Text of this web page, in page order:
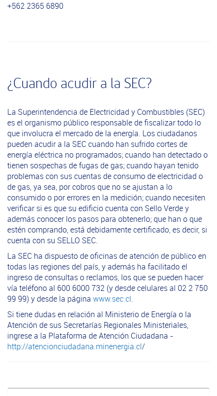
+562 2365 6890
¿Cuando acudir a la SEC?
La Superintendencia de Electricidad y Combustibles (SEC)
es el organismo público responsable de fiscalizar todo lo
que involucra el mercado de la energía. Los ciudadanos
pueden acudir a la SEC cuando han sufrido cortes de
energía eléctrica no programados; cuando han detectado o
tienen sospechas de fugas de gas; cuando hayan tenido
problemas con sus cuentas de consumo de electricidad o
de gas, ya sea, por cobros que no se ajustan a lo
consumido o por errores en la medición; cuando necesiten
verificar si es que su edificio cuenta con Sello Verde y
además conocer los pasos para obtenerlo; que han o que
estén comprando, está debidamente certificado, es decir, si
cuenta con su SELLO SEC.
La SEC ha dispuesto de oficinas de atención de público en
todas las regiones del país, y además ha facilitado el
ingreso de consultas o reclamos, los que se pueden hacer
vía teléfono al 600 6000 732 (y desde celulares al 02 2 750
99 99) y desde la página www.sec.cl.
Si tiene dudas en relación al Ministerio de Energía o la
Atención de sus Secretarías Regionales Ministeriales,
ingrese a la Plataforma de Atención Ciudadana -
http://atencionciudadana.minenergia.cl/